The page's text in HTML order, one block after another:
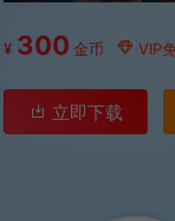
¥ 300 金币 VIP
立即下载